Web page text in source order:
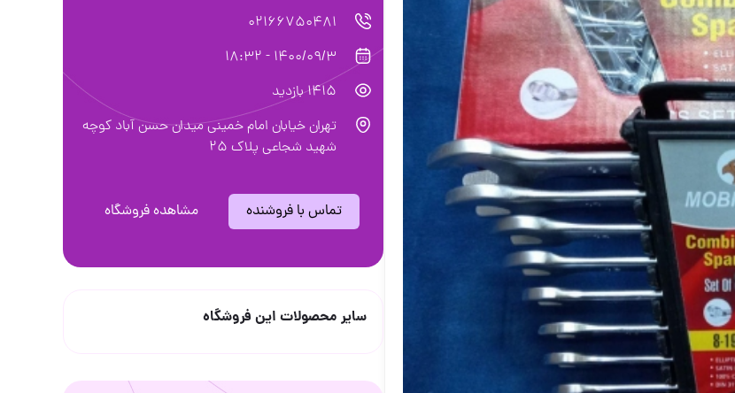
02166750481
1400/09/3 - 18:32
1415 بازدید
تهران خیابان امام خمینی میدان حسن آباد کوچه
شهید شجاعی پلاک ۲۵
تماس با فروشنده مشاهده فروشگاه
سایر محصولات این فروشگاه